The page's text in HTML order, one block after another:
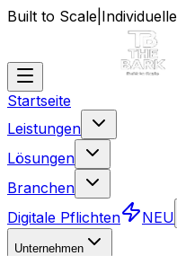
Built to Scale
Startseite
Leistungen
Lösungen
Branchen
Digitale Pflichten
NEU
Unternehmen